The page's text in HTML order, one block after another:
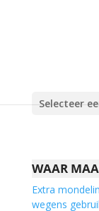
Selecteer
WAAR
Extra
wegens